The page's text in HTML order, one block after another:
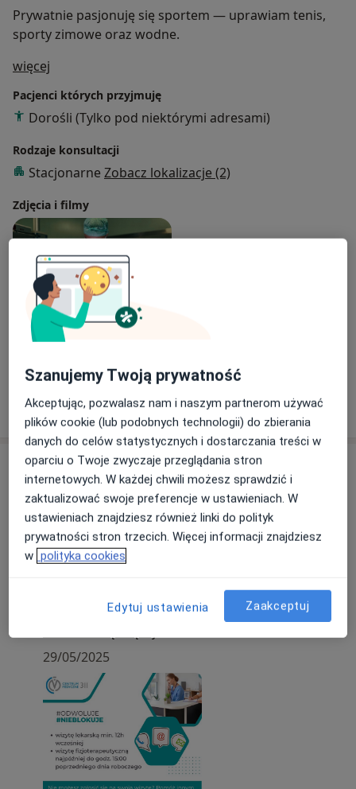
Prywatnie pasjonuję się sportem — uprawiam tenis,
sporty zimowe oraz wodne.
więcej
Pacjenci których przyjmuję
Dorośli (Tylko pod niektórymi adresami)
Rodzaje konsultacji
Stacjonarne Zobacz lokalizacje (2)
Zdjęcia i filmy
Pokaż więcejo doświadczeniu
Aktualności
lek. Michał Waldon
Wolności 311, 41-800 Zabrze
Uprzejmie informujemy, że terminy wizyt są
potwierdzane telefoniczne/sms na 48-24h przed
bezskutecznego kontaktu, wizyta zostanie
ODWOŁANA (Pacjent zostanie o tym fakcie
zostanie zaproponowany Pacjentom
oczekującym na konsultację.
29/05/2025
Szanujemy Twoją prywatność
Akceptując, pozwalasz nam i naszym partnerom używać
plików cookie (lub podobnych technologii) do zbierania
danych do celów statystycznych i dostarczania treści w
oparciu o Twoje zwyczaje przeglądania stron
internetowych. W każdej chwili możesz sprawdzić i
zaktualizować swoje preferencje w ustawieniach. W
ustawieniach znajdziesz również linki do polityk
prywatności stron trzecich. Więcej informacji znajdziesz
w polityka cookies
Edytuj ustawienia Zaakceptuj